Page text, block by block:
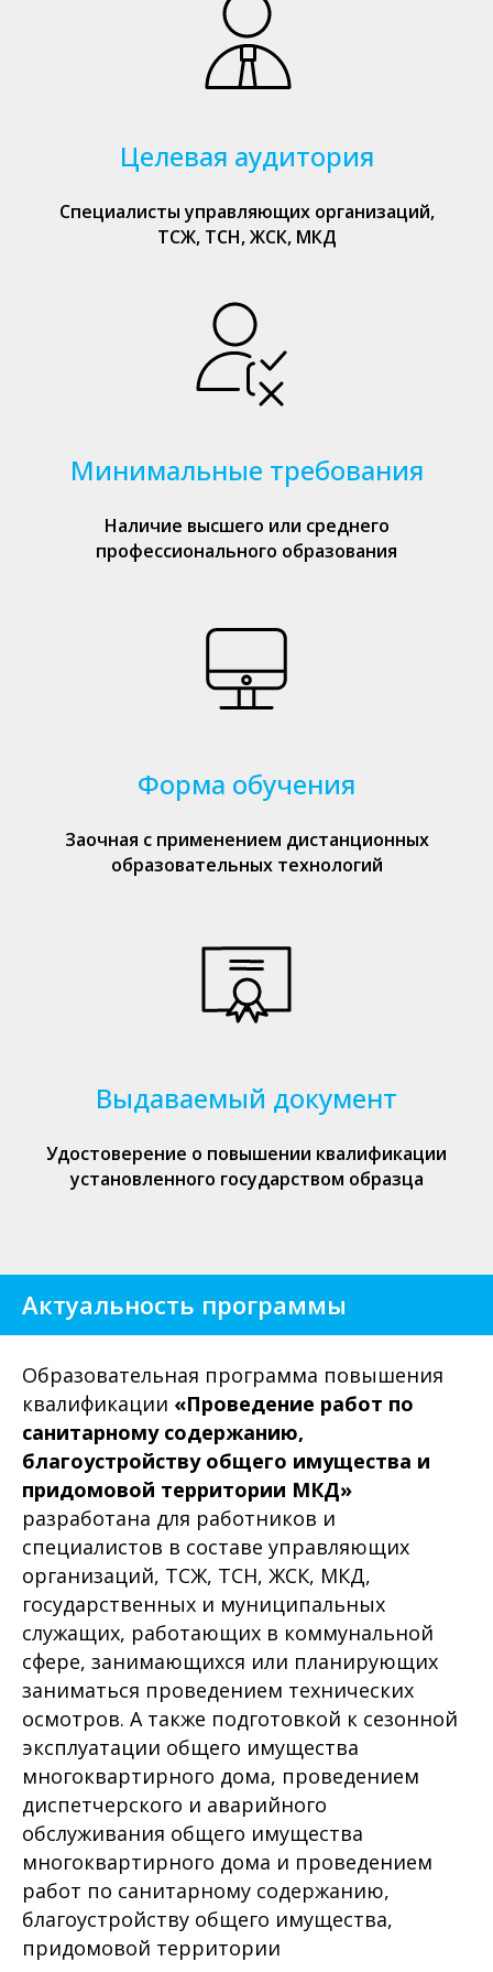
Целевая аудитория
Специалисты управляющих организаций,
ТСЖ, ТСН, ЖСК, МКД
Минимальные требования
Наличие высшего или среднего
профессионального образования
Форма обучения
Заочная с применением дистанционных
образовательных технологий
Выдаваемый документ
Удостоверение о повышении квалификации
установленного государством образца
Актуальность программы
Образовательная программа повышения
квалификации «Проведение работ по
санитарному содержанию,
благоустройству общего имущества и
придомовой территории МКД»
разработана для работников и
специалистов в составе управляющих
организаций, ТСЖ, ТСН, ЖСК, МКД,
государственных и муниципальных
служащих, работающих в коммунальной
сфере, занимающихся или планирующих
заниматься проведением технических
осмотров. А также подготовкой к сезонной
эксплуатации общего имущества
многоквартирного дома, проведением
диспетчерского и аварийного
обслуживания общего имущества
многоквартирного дома и проведением
работ по санитарному содержанию,
благоустройству общего имущества,
придомовой территории